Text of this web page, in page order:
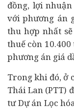
đồng, lợi
với phương án
thu hợp nhất
thuế còn
phương án giá
Trong khi đó, ở
Thái Lan (PTT)
tư Dự án Lọc